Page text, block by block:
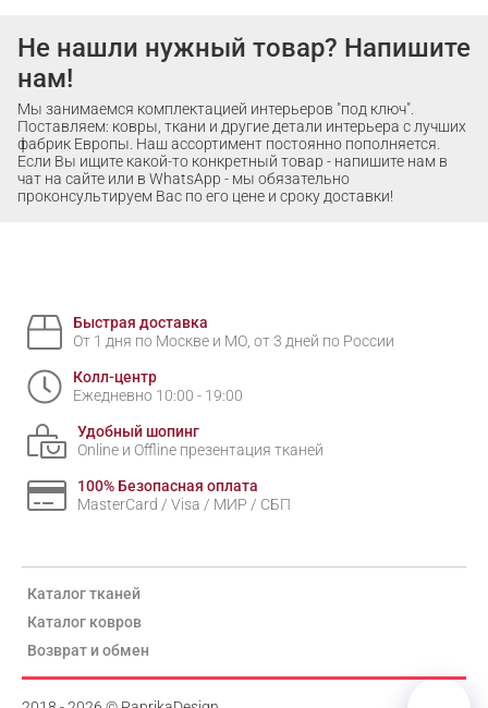
Не нашли нужный товар? Напишите
нам!
Мы занимаемся комплектацией интерьеров "под ключ".
Поставляем: ковры, ткани и другие детали интерьера с лучших
фабрик Европы. Наш ассортимент постоянно пополняется.
Если Вы ищите какой-то конкретный товар - напишите нам в
чат на сайте или в WhatsApp - мы обязательно
проконсультируем Вас по его цене и сроку доставки!
Быстрая доставка
От 1 дня по Москве и МО, от 3 дней по России
Колл-центр
Ежедневно 10:00 - 19:00
Удобный шопинг
Online и Offline презентация тканей
100% Безопасная оплата
MasterCard / Visa / МИР / СБП
Каталог тканей
Каталог ковров
Возврат и обмен